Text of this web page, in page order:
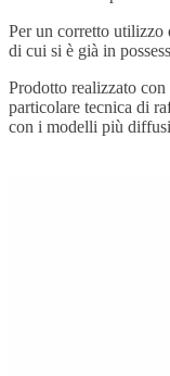
Per un corretto utilizzo
di cui si è già in
Prodotto realizzato
particolare tecnica di
con i modelli più